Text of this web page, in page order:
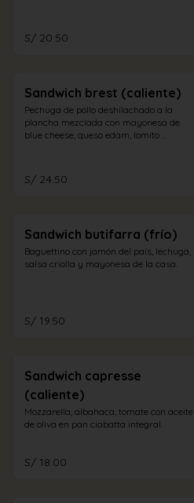
S/ 20.50
Sandwich brest (caliente)
Pechuga de pollo deshilachado a la
plancha mezclada con mayonesa de
blue cheese, queso edam, lomito
S/ 24.50
Sandwich butifarra (frío)
Baguettino con jamón del país, lechuga,
salsa criolla y mayonesa de la casa.
S/ 19.50
Sandwich capresse
(caliente)
Mozzarella, albahaca, tomate con aceite
de oliva en pan ciabatta integral.
S/ 18.00